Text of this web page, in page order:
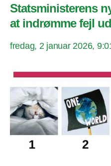
Statsministerens
at indrømme fejl
fredag, 2 januar 2026,